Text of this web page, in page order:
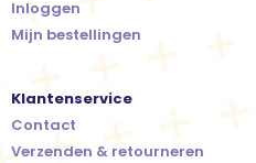
Inloggen
Mijn bestellingen
Klantenservice
Contact
Verzenden & retourneren